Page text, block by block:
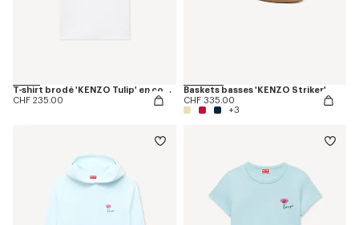
T-shirt brodé 'KENZO Tulip' en coton
CHF 235.00
Baskets basses 'KENZO Striker'
CHF 335.00
+3